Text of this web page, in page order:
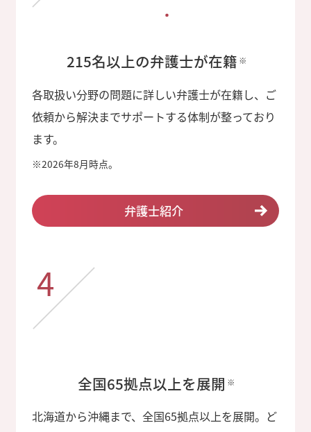
215名以上の弁護士が在籍 ※
各取扱い分野の問題に詳しい弁護士が在籍し、ご
依頼から解決までサポートする体制が整っており
ます。
※2026年8月時点。
弁護士紹介
4
全国65拠点以上を展開 ※
北海道から沖縄まで、全国65拠点以上を展開。ど